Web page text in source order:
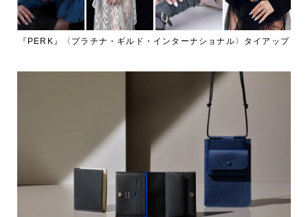
『PERK』〈プラチナ・ギルド・インターナショナル〉タイアップ